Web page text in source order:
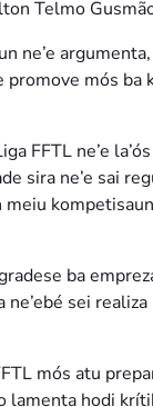
Telmo
ne’e
mós
FFTL ne’e
sira ne’e sai
meiu
ba
ne’ebé sei
mós atu
lamenta hodi